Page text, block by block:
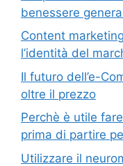
benessere
Content
l’identità del
Il futuro dell’e-
oltre il prezzo
Perchè è utile
prima di partire
Utilizzare il